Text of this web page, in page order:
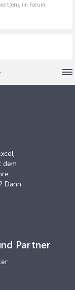
im Forum:
dem
Dann
Partner